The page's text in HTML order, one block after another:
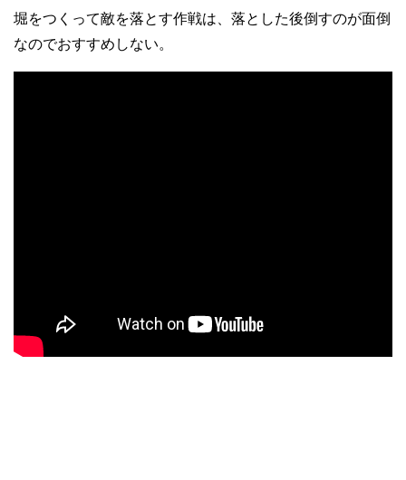
堀をつくって敵を落とす作戦は、落とした後倒すのが面倒
なのでおすすめしない。